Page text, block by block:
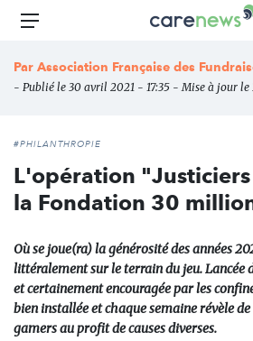
Aller
principal
Carenews,
média
des
Menu
Par Association Française des
- Publié le 30 avril 2021 - 17:35 - Mise à jour le
#PHILANTHROPIE
L'opération
la Fondation 30
Où se joue(ra) la générosité des années
littéralement sur le terrain du jeu. Lancée
et certainement encouragée par les
bien installée et chaque semaine révèle
gamers au profit de causes diverses.